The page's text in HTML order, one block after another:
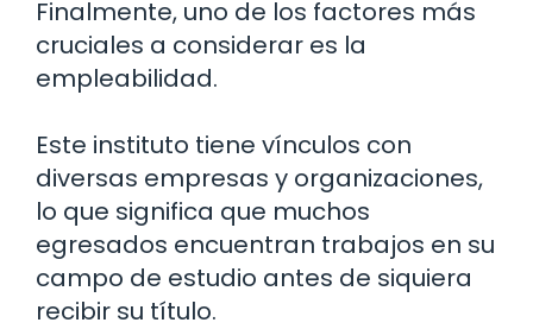
Finalmente, uno de los factores más
cruciales a considerar es la
empleabilidad.
Este instituto tiene vínculos con
diversas empresas y organizaciones,
lo que significa que muchos
egresados encuentran trabajos en su
campo de estudio antes de siquiera
recibir su título.